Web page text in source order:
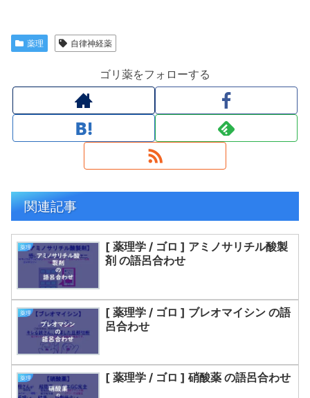
薬理 自律神経薬
ゴリ薬をフォローする
関連記事
薬理
[ 薬理学 / ゴロ ] アミノサリチル酸製
剤 の語呂合わせ
薬理
[ 薬理学 / ゴロ ] ブレオマイシン の語
呂合わせ
薬理 [ 薬理学 / ゴロ ] 硝酸薬 の語呂合わせ